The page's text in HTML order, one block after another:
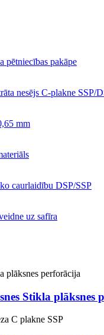
Stikla plāksnes